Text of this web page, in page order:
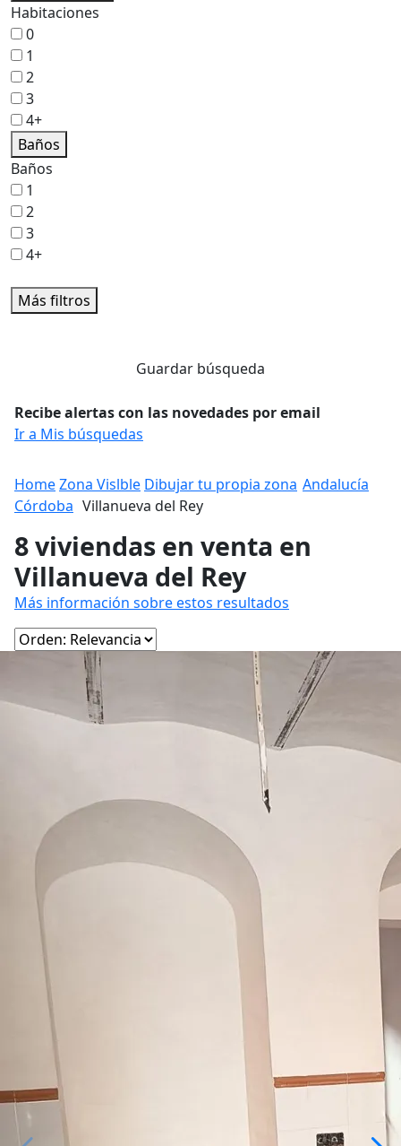
Habitaciones
0
1
2
3
4+
Baños
Baños
1
2
3
4+
Más filtros
Guardar búsqueda
Recibe alertas con las novedades por email
Ir a Mis búsquedas
HomeZona Vislble Dibujar tu propia zona Andalucía
Córdoba Villanueva del Rey
8 viviendas en venta en
Villanueva del Rey
Más información sobre estos resultados